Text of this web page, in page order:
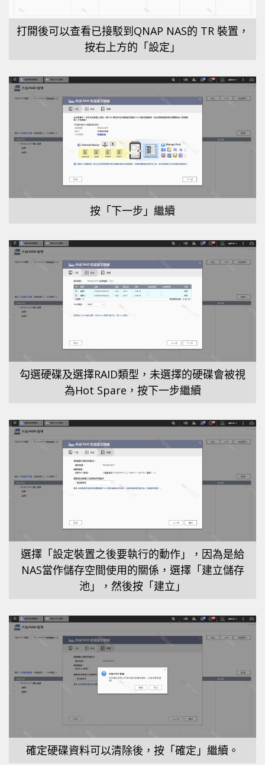
打開後可以查看已接駁到QNAP NAS的 TR 裝置，
按右上方的「設定」
按「下一步」繼續
勾選硬碟及選擇RAID類型，未選擇的硬碟會被視
為Hot Spare，按下一步繼續
選擇「設定裝置之後要執行的動作」，因為是給
NAS當作儲存空間使用的關係，選擇「建立儲存
池」，然後按「建立」
確定硬碟資料可以清除後，按「確定」繼續。